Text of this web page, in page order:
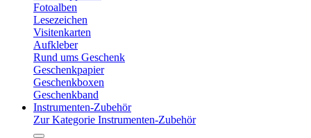
Fotoalben
Lesezeichen
Visitenkarten
Aufkleber
Rund ums Geschenk
Geschenkpapier
Geschenkboxen
Geschenkband
Instrumenten-Zubehör
Zur Kategorie Instrumenten-Zubehör